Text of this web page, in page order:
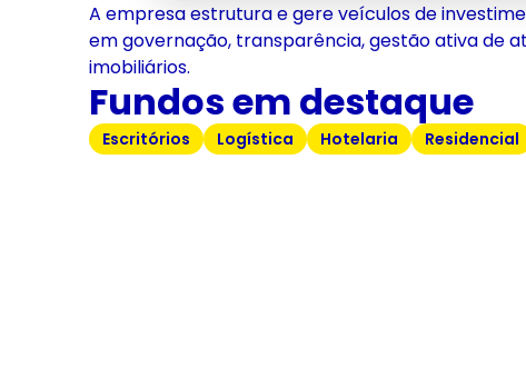
A empresa estrutura e gere veículos de
em governação, transparência, gestão ativa de
imobiliários.
Fundos em destaque
Escritórios Logística Hotelaria Residencial